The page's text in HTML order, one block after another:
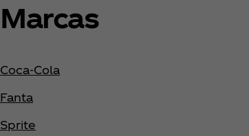
Marcas
Coca‑Cola
Fanta
Sprite